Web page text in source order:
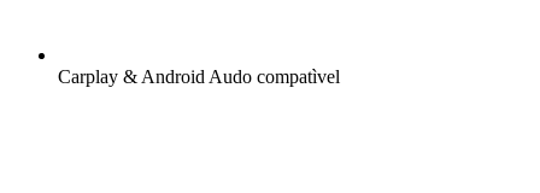
Carplay & Android Audo compatìvel